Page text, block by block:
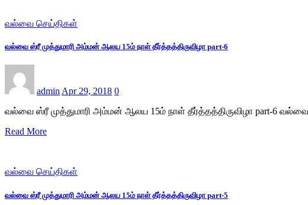
வல்வை செய்திகள்
வல்வை ஸ்ரீ முத்துமாரி அம்மன் ஆலய 15ம் நாள் தீர்த்தத்திருவிழா part-6
adminApr 29, 2018 0
வல்வை ஸ்ரீ முத்துமாரி அம்மன் ஆலய 15ம் நாள் தீர்த்தத்திருவிழா part-6
Read More
வல்வை செய்திகள்
வல்வை ஸ்ரீ முத்துமாரி அம்மன் ஆலய 15ம் நாள் தீர்த்தத்திருவிழா part-5